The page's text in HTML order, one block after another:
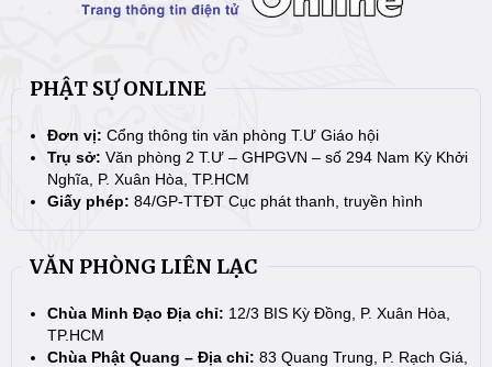
PHẬT SỰ ONLINE
Đơn vị: Cổng thông tin văn phòng T.Ư Giáo hội
Trụ sở: Văn phòng 2 T.Ư – GHPGVN – số 294 Nam Kỳ Khởi
Nghĩa, P. Xuân Hòa, TP.HCM
Giấy phép: 84/GP-TTĐT Cục phát thanh, truyền hình
VĂN PHÒNG LIÊN LẠC
Chùa Minh Đạo Địa chỉ: 12/3 BIS Kỳ Đồng, P. Xuân Hòa,
TP.HCM
Chùa Phật Quang – Địa chỉ: 83 Quang Trung, P. Rạch Giá,